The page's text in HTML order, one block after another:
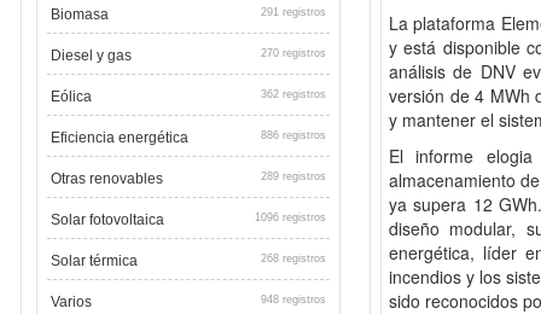
Biomasa 291 registros
Diesel y gas 270 registros
Eólica 362 registros
Eficiencia energética 886 registros
Otras renovables 289 registros
Solar fotovoltaica 1096 registros
Solar térmica 268 registros
Varios 948 registros
La plataforma
y está disponible
análisis de DNV
versión de 4 MWh
y mantener el
El informe
almacenamiento
ya supera 12
diseño modular,
energética, líder
incendios y los
sido reconocidos